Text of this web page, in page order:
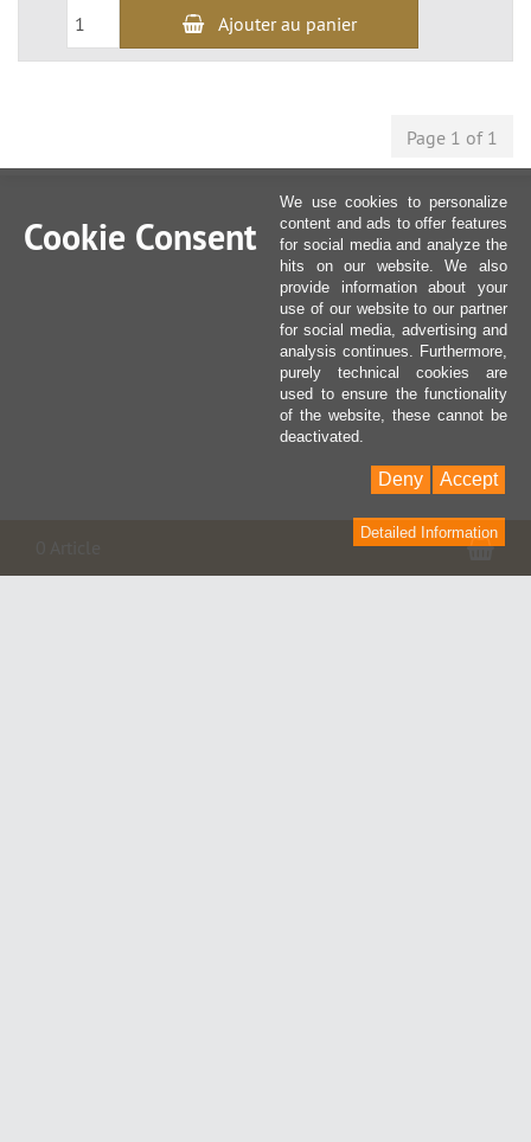
Ajouter au panier
Page 1 of 1
Cookie Consent
We use cookies to personalize
content and ads to offer features
for social media and analyze the
hits on our website. We also
provide information about your
use of our website to our partner
for social media, advertising and
analysis continues. Furthermore,
purely technical cookies are
used to ensure the functionality
of the website, these cannot be
deactivated.
Accept
Deny
Detailed Information